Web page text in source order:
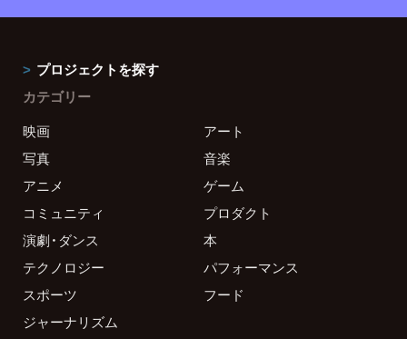
プロジェクトを探す
カテゴリー
映画
アート
写真
音楽
アニメ
ゲーム
コミュニティ
プロダクト
演劇・ダンス
本
テクノロジー
パフォーマンス
スポーツ
フード
ジャーナリズム